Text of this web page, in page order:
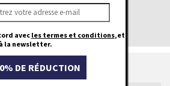
avec les termes et conditions,et
la newsletter.
DE RÉDUCTION